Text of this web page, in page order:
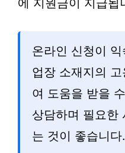
에 지원금이 지급됩
온라인 신청이
업장 소재지의
여 도움을 받을
상담하며 필요한
는 것이 좋습니다.